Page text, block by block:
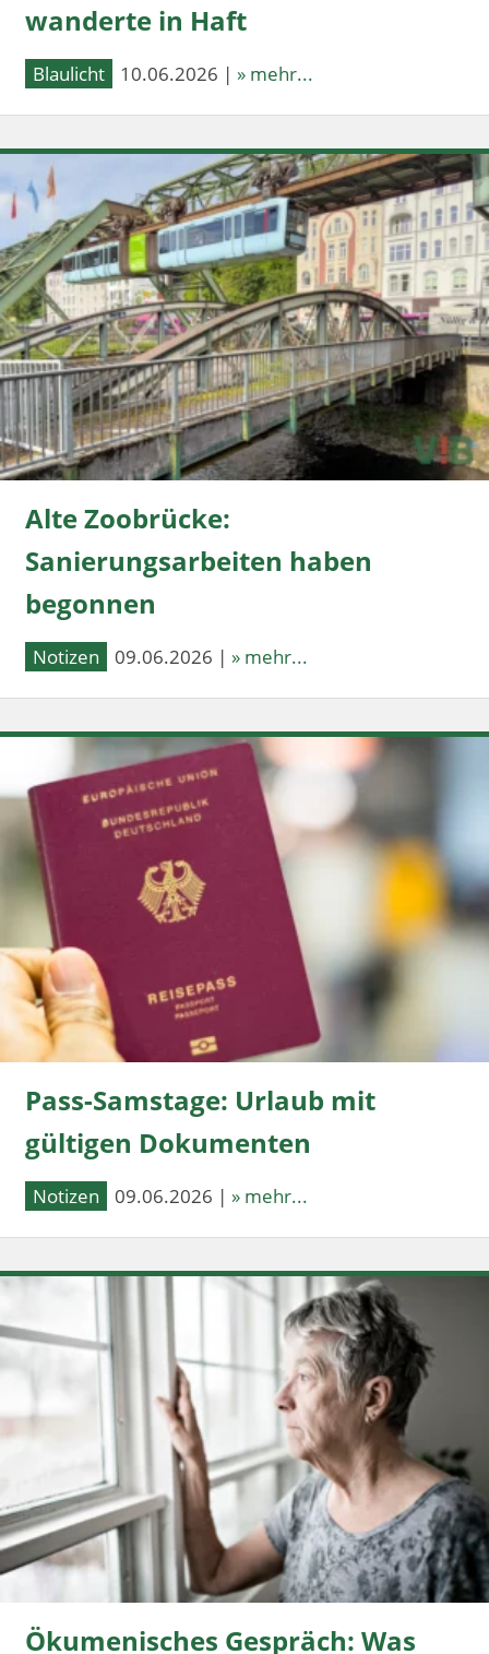
wanderte in Haft
Blaulicht 10.06.2026 | » mehr...
Alte Zoobrücke:
Sanierungsarbeiten haben
begonnen
Notizen 09.06.2026 | » mehr...
Pass-Samstage: Urlaub mit
gültigen Dokumenten
Notizen 09.06.2026 | » mehr...
Ökumenisches Gespräch: Was